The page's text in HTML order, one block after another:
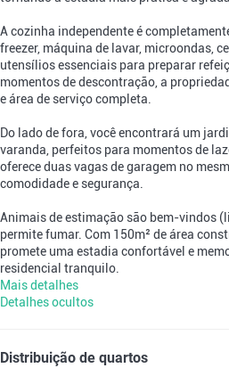
A cozinha independente é
freezer, máquina de lavar, microondas,
utensílios essenciais para preparar
momentos de descontração, a
e área de serviço completa.
Do lado de fora, você encontrará um
varanda, perfeitos para momentos de
oferece duas vagas de garagem no
comodidade e segurança.
Animais de estimação são bem-vindos
permite fumar. Com 150m² de área
promete uma estadia confortável e
residencial tranquilo.
Mais detalhes
Detalhes ocultos
Distribuição de quartos